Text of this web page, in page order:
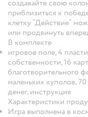
создавайте свою
приблизиться к
клетку “Действие”
или продвинуть
В комплекте
игровое поле, 4
собственности, 16
благотворительного
маленьких куполов,
денег, инструкция
Характеристики
Игра выполнена в